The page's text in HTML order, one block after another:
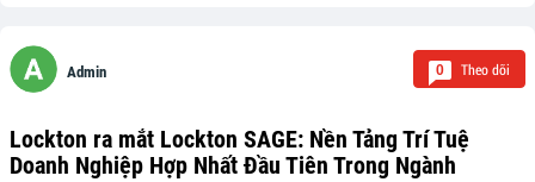
Admin 0 Theo dõi
Lockton ra mắt Lockton SAGE: Nền Tảng Trí Tuệ
Doanh Nghiệp Hợp Nhất Đầu Tiên Trong Ngành